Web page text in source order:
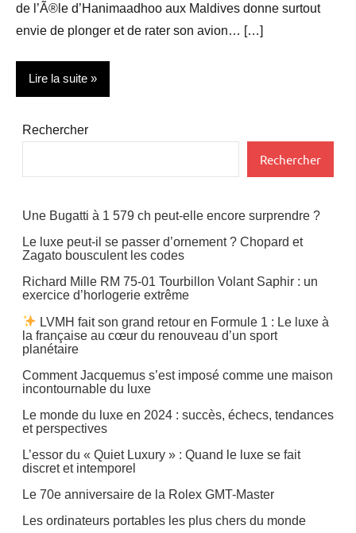
de l’Ã®le d’Hanimaadhoo aux Maldives donne surtout
envie de plonger et de rater son avion… […]
Lire la suite
Actualité
Immobilier
Voyages
Rechercher
Rechercher
Une Bugatti à 1 579 ch peut-elle encore surprendre ?
Le luxe peut-il se passer d’ornement ? Chopard et
Zagato bousculent les codes
Richard Mille RM 75-01 Tourbillon Volant Saphir : un
exercice d’horlogerie extrême
LVMH fait son grand retour en Formule 1 : Le luxe à
la française au cœur du renouveau d’un sport
planétaire
Comment Jacquemus s’est imposé comme une maison
incontournable du luxe
Le monde du luxe en 2024 : succès, échecs, tendances
et perspectives
L’essor du « Quiet Luxury » : Quand le luxe se fait
discret et intemporel
Le 70e anniversaire de la Rolex GMT-Master
Les ordinateurs portables les plus chers du monde